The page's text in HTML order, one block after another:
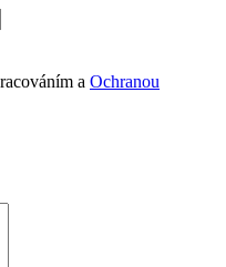
a Ochranou